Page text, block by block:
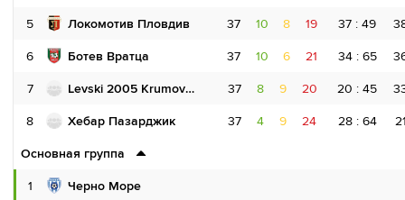
5 Локомотив Пловдив
6 Ботев Вратца
7 Levski 2005 Krumovgrad
8 Хебар Пазарджик
Основная группа
1 Черно Море
37 10 8 19 37 : 49
37 10 6 21 34 : 65
37 8 9 20 20 : 45
37 4 9 24 28 : 64